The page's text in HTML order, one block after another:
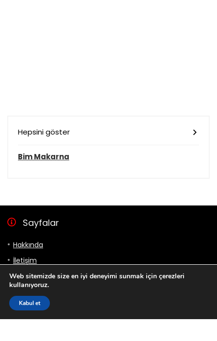
Hepsini göster
Bim Makarna
Sayfalar
Hakkında
İletişim
Gizlilik Politikası
Bizi takip et
Web sitemizde size en iyi deneyimi sunmak için çerezleri
kullanıyoruz.
Kabul et